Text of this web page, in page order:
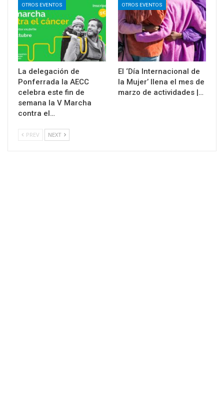
OTROS EVENTOS
La delegación de
Ponferrada la AECC
celebra este fin de
semana la V Marcha
contra el…
OTROS EVENTOS
El ‘Día Internacional de
la Mujer’ llena el mes de
marzo de actividades |…
PREV NEXT